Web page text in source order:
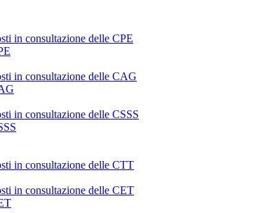
in consultazione delle CPE
in consultazione delle CAG
in consultazione delle CSSS
in consultazione delle CTT
in consultazione delle CET